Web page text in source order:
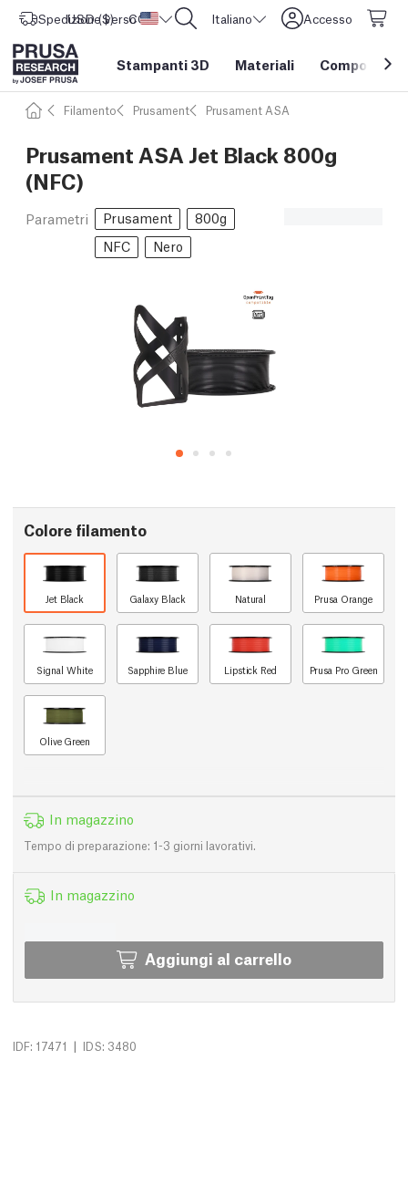
Spedizione verso Stati Uniti d'America
USD ($) CORE One L: Ora disponibile! Italiano Accesso
Stampanti 3D Materiali Componenti
Filamento Prusament Prusament ASA
Prusament ASA Jet Black 800g
(NFC)
Parametri Prusament
800g
NFC
Nero
Colore filamento
Jet Black Galaxy Black Natural Prusa Orange
Signal White Sapphire Blue Lipstick Red Prusa Pro Green
Olive Green
In magazzino
Tempo di preparazione: 1-3 giorni lavorativi.
In magazzino
Aggiungi al carrello
IDF: 17471 | IDS: 3480